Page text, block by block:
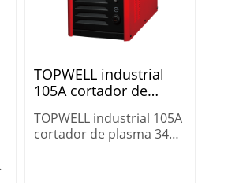
TOPWELL industrial
105A cortador de
de plasma a la venta
PROCUT-105HD
TOPWELL industrial 105A
cortador de plasma 340V